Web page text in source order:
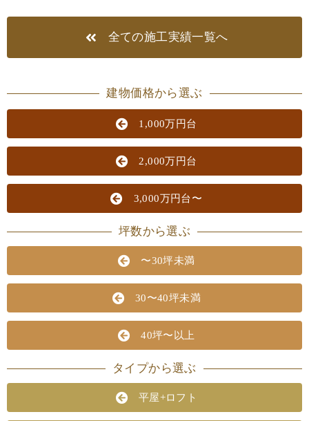
全ての施工実績一覧へ
建物価格から選ぶ
1,000万円台
2,000万円台
3,000万円台〜
坪数から選ぶ
〜30坪未満
30〜40坪未満
40坪〜以上
タイプから選ぶ
平屋+ロフト